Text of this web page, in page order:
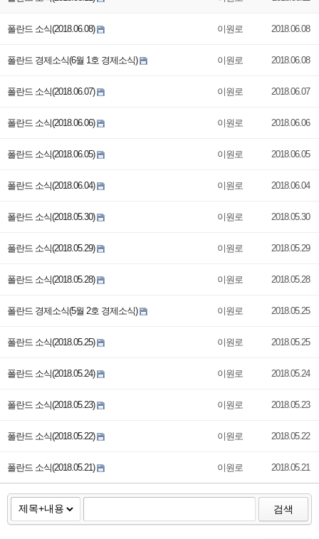
폴란드 소식(2018.06.08) 이원로 2018.06.08
폴란드 경제소식(6월 1호 경제소식) 이원로 2018.06.08
폴란드 소식(2018.06.07) 이원로 2018.06.07
폴란드 소식(2018.06.06) 이원로 2018.06.06
폴란드 소식(2018.06.05) 이원로 2018.06.05
폴란드 소식(2018.06.04) 이원로 2018.06.04
폴란드 소식(2018.05.30) 이원로 2018.05.30
폴란드 소식(2018.05.29) 이원로 2018.05.29
폴란드 소식(2018.05.28) 이원로 2018.05.28
폴란드 경제소식(5월 2호 경제소식) 이원로 2018.05.25
폴란드 소식(2018.05.25) 이원로 2018.05.25
폴란드 소식(2018.05.24) 이원로 2018.05.24
폴란드 소식(2018.05.23) 이원로 2018.05.23
폴란드 소식(2018.05.22) 이원로 2018.05.22
폴란드 소식(2018.05.21) 이원로 2018.05.21
검색